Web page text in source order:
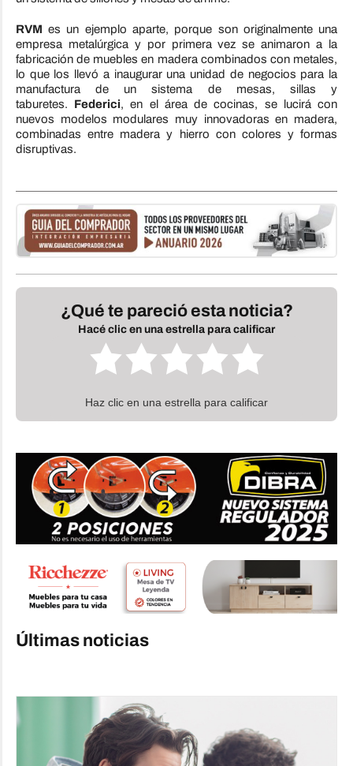
RVM es un ejemplo aparte, porque son originalmente una
empresa metalúrgica y por primera vez se animaron a la
fabricación de muebles en madera combinados con metales,
lo que los llevó a inaugurar una unidad de negocios para la
manufactura de un sistema de mesas, sillas y
taburetes. Federici, en el área de cocinas, se lucirá con
nuevos modelos modulares muy innovadoras en madera,
combinadas entre madera y hierro con colores y formas
disruptivas.
¿Qué te pareció esta noticia?
Hacé clic en una estrella para calificar
Haz clic en una estrella para calificar
Últimas noticias